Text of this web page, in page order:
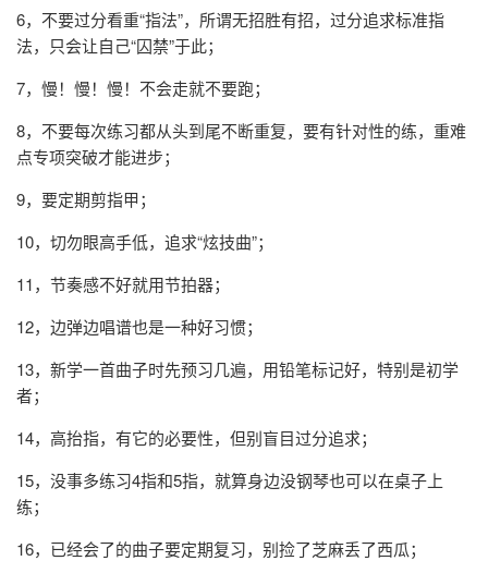
6，不要过分看重“指法”，所谓无招胜有招，过分追求标准指
法，只会让自己“囚禁”于此；
7，慢！慢！慢！不会走就不要跑；
8，不要每次练习都从头到尾不断重复，要有针对性的练，重难
点专项突破才能进步；
9，要定期剪指甲；
10，切勿眼高手低，追求“炫技曲”；
11，节奏感不好就用节拍器；
12，边弹边唱谱也是一种好习惯；
13，新学一首曲子时先预习几遍，用铅笔标记好，特别是初学
者；
14，高抬指，有它的必要性，但别盲目过分追求；
15，没事多练习4指和5指，就算身边没钢琴也可以在桌子上
练；
16，已经会了的曲子要定期复习，别捡了芝麻丢了西瓜；